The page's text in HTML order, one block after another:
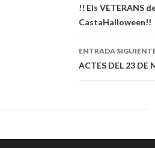
de
entradas
!! Els VETERANS
CastaHalloween!!
ENTRADA
ACTES DEL 23 DE